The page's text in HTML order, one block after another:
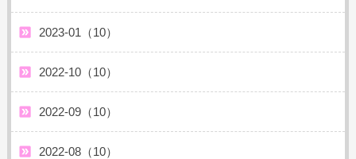
2023-01（10）
2022-10（10）
2022-09（10）
2022-08（10）